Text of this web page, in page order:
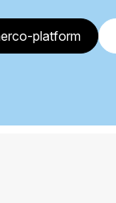
platform